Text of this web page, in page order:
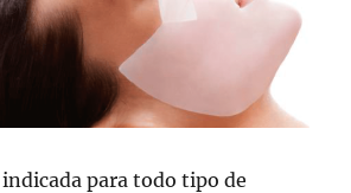
para todo tipo de